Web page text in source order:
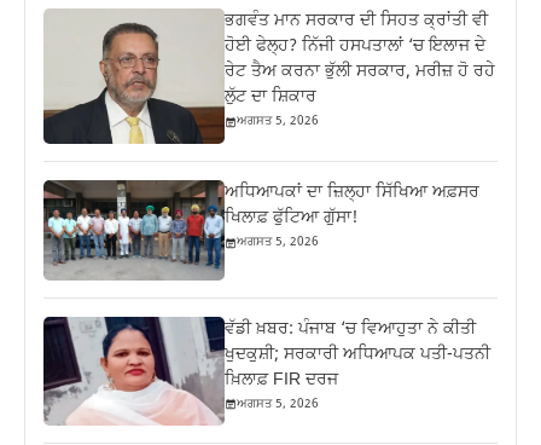
ਭਗਵੰਤ ਮਾਨ ਸਰਕਾਰ ਦੀ ਸਿਹਤ ਕ੍ਰਾਂਤੀ ਵੀ
ਹੋਈ ਫੇਲ੍ਹ? ਨਿੱਜੀ ਹਸਪਤਾਲਾਂ ‘ਚ ਇਲਾਜ ਦੇ
ਰੇਟ ਤੈਅ ਕਰਨਾ ਭੁੱਲੀ ਸਰਕਾਰ, ਮਰੀਜ਼ ਹੋ ਰਹੇ
ਲੁੱਟ ਦਾ ਸ਼ਿਕਾਰ
ਅਗਸਤ 5, 2026
ਅਧਿਆਪਕਾਂ ਦਾ ਜ਼‍ਿਲ੍ਹਾ ਸਿੱਖਿਆ ਅਫ਼ਸਰ
ਖਿਲਾਫ਼ ਫੁੱਟਿਆ ਗੁੱਸਾ!
ਅਗਸਤ 5, 2026
ਵੱਡੀ ਖ਼ਬਰ: ਪੰਜਾਬ ‘ਚ ਵਿਆਹੁਤਾ ਨੇ ਕੀਤੀ
ਖੁਦਕੁਸ਼ੀ; ਸਰਕਾਰੀ ਅਧਿਆਪਕ ਪਤੀ-ਪਤਨੀ
ਖ਼ਿਲਾਫ਼ FIR ਦਰਜ
ਅਗਸਤ 5, 2026